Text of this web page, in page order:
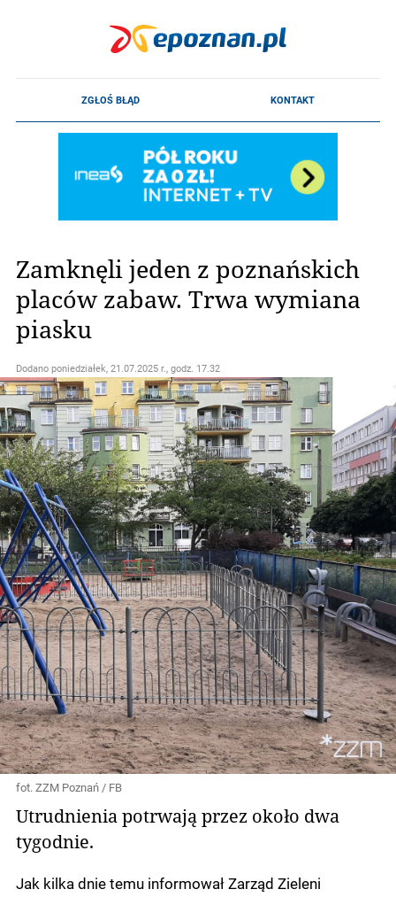
Zamknęli jeden z poznańskich
placów zabaw. Trwa wymiana
piasku
Dodano poniedziałek, 21.07.2025 r., godz. 17.32
fot. ZZM Poznań / FB
Utrudnienia potrwają przez około dwa
tygodnie.
Jak kilka dnie temu informował Zarząd Zieleni